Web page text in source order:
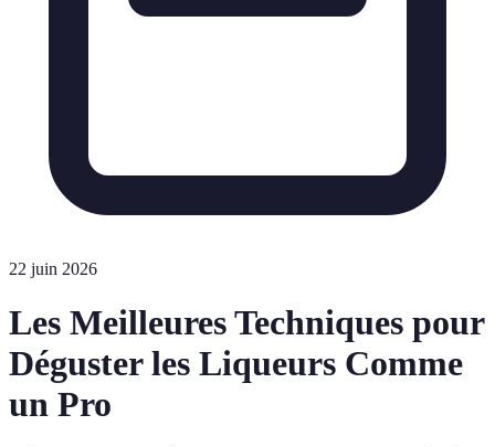
22 juin 2026
Les Meilleures Techniques pour
Déguster les Liqueurs Comme
un Pro